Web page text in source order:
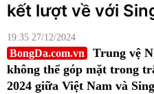
kết lượt về với
19:35 27/12/2024
BongDa.com.vn
Trung vệ
không thể góp mặt trong
2024 giữa Việt Nam và